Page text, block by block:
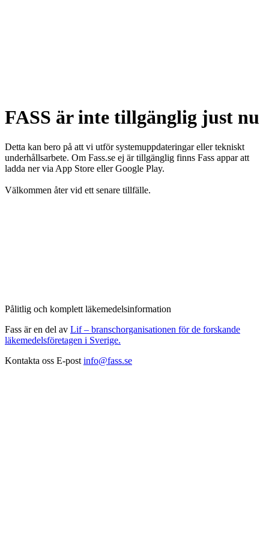
FASS är inte tillgänglig just nu
Detta kan bero på att vi utför systemuppdateringar eller tekniskt
underhållsarbete. Om Fass.se ej är tillgänglig finns Fass appar att
ladda ner via App Store eller Google Play.
Välkommen åter vid ett senare tillfälle.
Pålitlig och komplett läkemedelsinformation
Fass är en del av Lif – branschorganisationen för de forskande
läkemedelsföretagen i Sverige.
Kontakta oss E-post info@fass.se